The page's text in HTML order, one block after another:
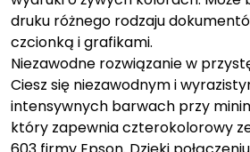
druku różnego rodzaju
czcionką i grafikami.
Niezawodne rozwiązanie w
Ciesz się niezawodnym i
intensywnych barwach przy
który zapewnia czterokolorowy